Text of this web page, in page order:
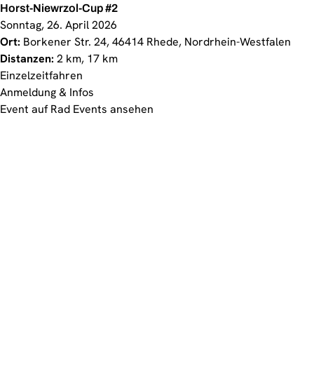
Horst-Niewrzol-Cup #2
Sonntag, 26. April 2026
Ort: Borkener Str. 24, 46414 Rhede, Nordrhein-Westfalen
Distanzen: 2 km, 17 km
Einzelzeitfahren
Anmeldung & Infos
Event auf Rad Events ansehen